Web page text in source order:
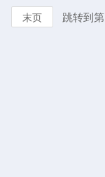
末页 跳转到第